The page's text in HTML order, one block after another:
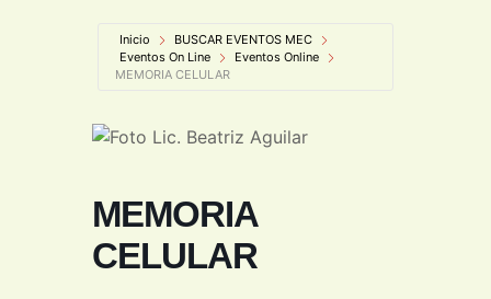
Inicio
BUSCAR EVENTOS MEC
Eventos On Line
Eventos Online
MEMORIA CELULAR
MEMORIA
CELULAR